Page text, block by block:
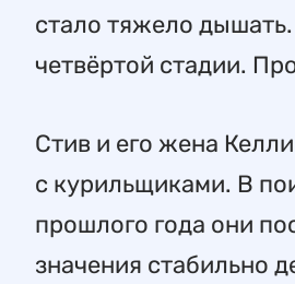
стало тяжело
четвёртой стадии.
Стив и его жена
с курильщиками. В
прошлого года они
значения стабильно